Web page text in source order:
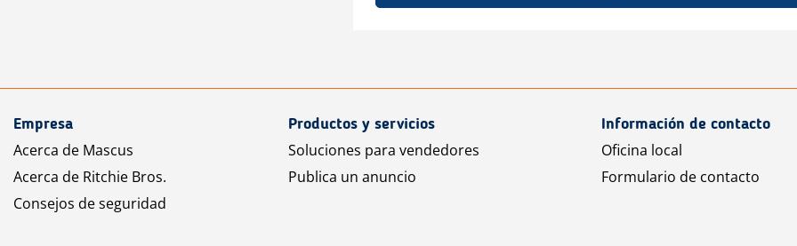
Empresa
Acerca de Mascus
Acerca de Ritchie Bros.
Consejos de seguridad
Productos y servicios
Soluciones para vendedores
Publica un anuncio
Información de contacto
Oficina local
Formulario de contacto